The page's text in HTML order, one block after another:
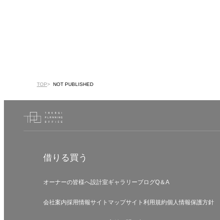
TOP NOT PUBLISHED
借りる 買う
オーナーの皆様へ設計室ギャラリーブログQ＆A
会社案内採用情報サイトマップサイト利用規約個人情報保護方針